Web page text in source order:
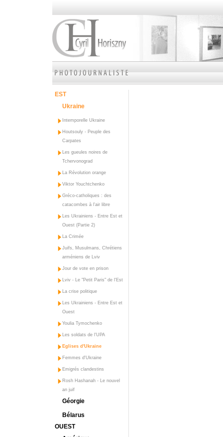
EST
Ukraine
Intemporelle Ukraine
Houtsouly - Peuple des
Carpates
Les gueules noires de
Tchervonograd
La Révolution orange
Viktor Youchtchenko
Gréco-catholiques : des
catacombes à l'air libre
Les Ukrainiens - Entre Est et
Ouest (Partie 2)
La Crimée
Juifs, Musulmans, Chrétiens
arméniens de Lviv
Jour de vote en prison
Lviv - Le "Petit Paris" de l'Est
La crise politique
Les Ukrainiens - Entre Est et
Ouest
Youlia Tymochenko
Les soldats de l'UPA
Eglises d'Ukraine
Femmes d'Ukraine
Emigrés clandestins
Rosh Hashanah - Le nouvel
an juif
Géorgie
Bélarus
OUEST